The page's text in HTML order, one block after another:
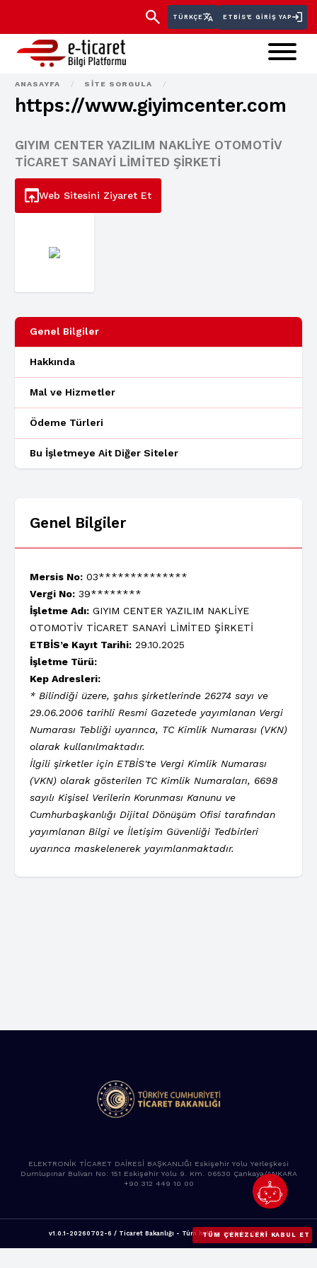
TÜRKÇE ETBİS'E GIRIŞ YAP
ANASAYFA / SITE SORGULA /
https://www.giyimcenter.com
GIYIM CENTER YAZILIM NAKLİYE OTOMOTİV
TİCARET SANAYİ LİMİTED ŞİRKETİ
Web Sitesini Ziyaret Et
Genel Bilgiler
Hakkında
Mal ve Hizmetler
Ödeme Türleri
Bu İşletmeye Ait Diğer Siteler
Genel Bilgiler
Mersis No: 03**************
Vergi No: 39********
İşletme Adı: GIYIM CENTER YAZILIM NAKLİYE
OTOMOTİV TİCARET SANAYİ LİMİTED ŞİRKETİ
ETBİS’e Kayıt Tarihi: 29.10.2025
İşletme Türü:
Kep Adresleri:
* Bilindiği üzere, şahıs şirketlerinde 26274 sayı ve
29.06.2006 tarihli Resmi Gazetede yayımlanan Vergi
Numarası Tebliği uyarınca, TC Kimlik Numarası (VKN)
olarak kullanılmaktadır.
İlgili şirketler için ETBİS'te Vergi Kimlik Numarası
(VKN) olarak gösterilen TC Kimlik Numaraları, 6698
sayılı Kişisel Verilerin Korunması Kanunu ve
Cumhurbaşkanlığı Dijital Dönüşüm Ofisi tarafından
yayımlanan Bilgi ve İletişim Güvenliği Tedbirleri
uyarınca maskelenerek yayımlanmaktadır.
ELEKTRONİK TİCARET DAİRESİ BAŞKANLIĞI Eskişehir Yolu Yerleşkesi
Dumlupınar Bulvarı No: 151 Eskişehir Yolu 9. Km. 06530 Çankaya/ANKARA
+90 312 449 10 00
v1.0.1-20260702-6 / Ticaret Bakanlığı - Tüm hakları saklıdır. 2025
TÜM ÇEREZLERI KABUL ET